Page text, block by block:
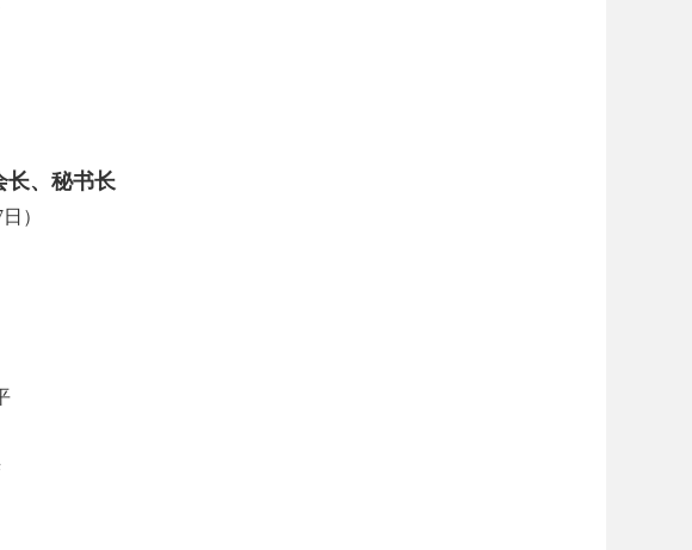
长、秘书长
）